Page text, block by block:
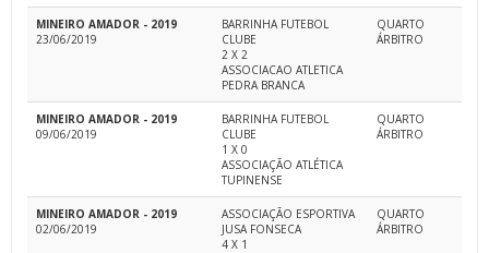
MINEIRO AMADOR - 2019
23/06/2019
BARRINHA FUTEBOL
CLUBE
2 X 2
ASSOCIACAO ATLETICA
PEDRA BRANCA
QUARTO
ÁRBITRO
MINEIRO AMADOR - 2019
09/06/2019
BARRINHA FUTEBOL
CLUBE
1 X 0
ASSOCIAÇÃO ATLÉTICA
TUPINENSE
QUARTO
ÁRBITRO
MINEIRO AMADOR - 2019
02/06/2019
ASSOCIAÇÃO ESPORTIVA
JUSA FONSECA
4 X 1
QUARTO
ÁRBITRO